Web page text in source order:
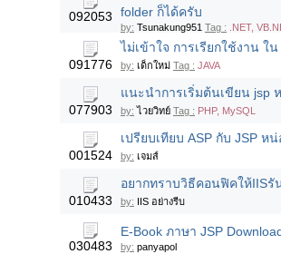
092053
folder ก็ได้ครับ
by: Tsunakung951 Tag : .NET,
091776
ไม่เข้าใจ การเรียกใช้งาน ใ
by: เด็กใหม่ Tag : JAVA
077903
แนะนำการเริ่มต้นเขียน jsp
by: ไวยวิทย์ Tag : PHP, MySQL
001524
เปรียบเทียบ ASP กับ JSP ห
by: เจมส์
010433
อยากทราบวิธีคอนฟิคให้IISรั
by: IIS อย่างรีบ
030483
E-Book ภาษา JSP
by: panyapol